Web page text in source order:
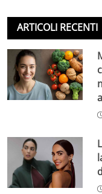
ARTICOLI RECENTI